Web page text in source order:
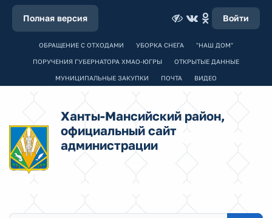
Полная версия Войти
ОБРАЩЕНИЕ С ОТХОДАМИ УБОРКА СНЕГА "НАШ ДОМ"
ПОРУЧЕНИЯ ГУБЕРНАТОРА ХМАО-ЮГРЫ ОТКРЫТЫЕ ДАННЫЕ
МУНИЦИПАЛЬНЫЕ ЗАКУПКИ ПОЧТА ВИДЕО
Ханты-Мансийский район,
официальный сайт
администрации